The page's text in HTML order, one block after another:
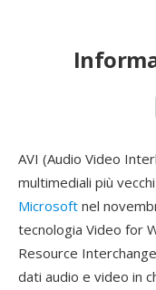
AVI (Audio Video
multimediali più
Microsoft nel
tecnologia Video for
Resource
dati audio e video in